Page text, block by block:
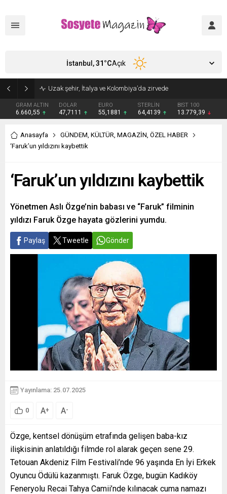
Uzak şehir, İtalya ve Kolombiya’da zirvede
GRAM ALTIN
6.660,55
DOLAR
47,7111
EURO
55,1881
STERLİN
64,4139
BIST 100
13.779,39
İstanbul,31°CAçık
Anasayfa GÜNDEM, KÜLTÜR, MAGAZİN, ÖZEL HABER
‘Faruk’un yıldızını kaybettik
‘Faruk’un yıldızını kaybettik
Yönetmen Aslı Özge’nin babası ve “Faruk” filminin
yıldızı Faruk Özge hayata gözlerini yumdu.
Paylaş Tweetle Gönder
Yayınlama: 25.07.2025
0 A+ A-
Özge, kentsel dönüşüm etrafında gelişen baba-kız
ilişkisinin anlatıldığı filmde rol alarak geçen sene 29.
Tetouan Akdeniz Film Festivali’nde 96 yaşında En İyi Erkek
Oyuncu Ödülü kazanmıştı. Faruk Özge, bugün Kadıköy
Feneryolu Recai Tahya Camii’nde kılınacak cuma namazı